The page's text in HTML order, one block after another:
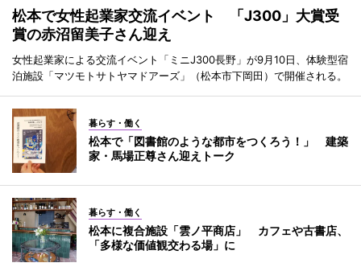
松本で女性起業家交流イベント 「J300」大賞受
賞の赤沼留美子さん迎え
女性起業家による交流イベント「ミニJ300長野」が9月10日、体験型宿
泊施設「マツモトサトヤマドアーズ」（松本市下岡田）で開催される。
暮らす・働く
松本で「図書館のような都市をつくろう！」 建築
家・馬場正尊さん迎えトーク
暮らす・働く
松本に複合施設「雲ノ平商店」 カフェや古書店、
「多様な価値観交わる場」に